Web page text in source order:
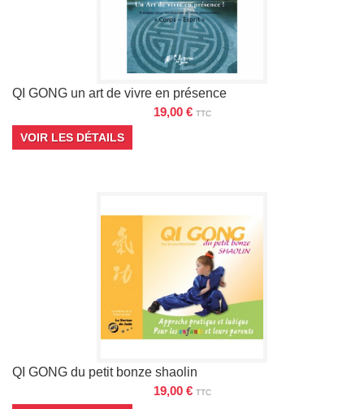
QI GONG un art de vivre en présence
19,00 € TTC
VOIR LES DÉTAILS
QI GONG du petit bonze shaolin
19,00 € TTC